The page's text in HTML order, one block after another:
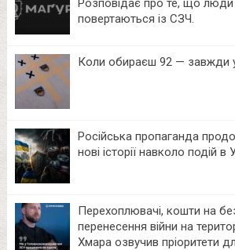
Розповідає про те, що люди
повертаються із СЗЧ.
Коли обираєш 92 — завжди
Російська пропаганда
нові історії навколо подій в
Перехоплювачі, кошти на
перенесення війни на
Хмара озвучив пріоритети